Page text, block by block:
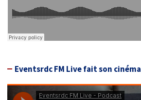
Eventsrdc FM Live fait son cinéma